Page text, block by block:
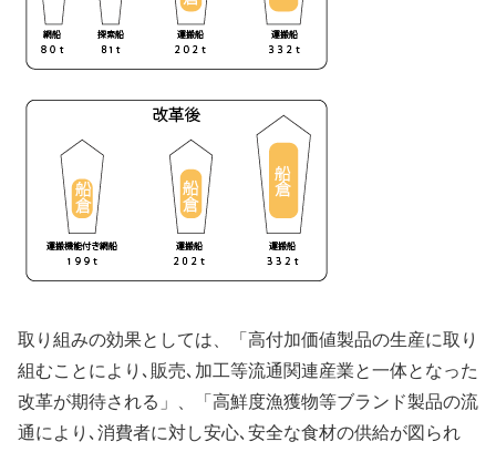
取り組みの効果としては、「高付加価値製品の生産に取り
組むことにより､販売､加工等流通関連産業と一体となった
改革が期待される」、「高鮮度漁獲物等ブランド製品の流
通により､消費者に対し安心､安全な食材の供給が図られ